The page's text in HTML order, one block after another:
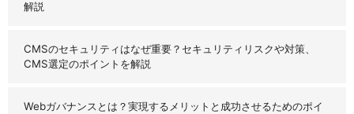
解説
CMSのセキュリティはなぜ重要？セキュリティリスクや対策、
CMS選定のポイントを解説
Webガバナンスとは？実現するメリットと成功させるためのポイ